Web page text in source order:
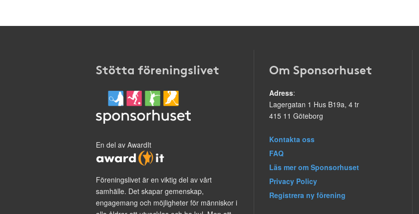
Stötta föreningslivet
En del av AwardIt
Föreningslivet är en viktig del av vårt
samhälle. Det skapar gemenskap,
engagemang och möjligheter för människor i
Om Sponsorhuset
Adress:
Lagergatan 1 Hus B19a, 4 tr
415 11 Göteborg
Kontakta oss
FAQ
Läs mer om Sponsorhuset
Privacy Policy
Registrera ny förening